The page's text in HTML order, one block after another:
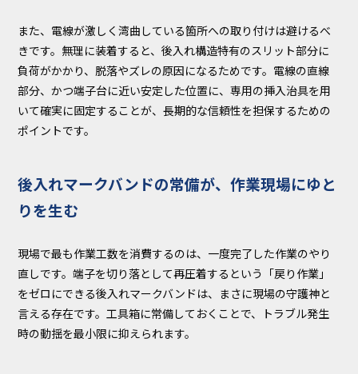
また、電線が激しく湾曲している箇所への取り付けは避けるべ
きです。無理に装着すると、後入れ構造特有のスリット部分に
負荷がかかり、脱落やズレの原因になるためです。電線の直線
部分、かつ端子台に近い安定した位置に、専用の挿入治具を用
いて確実に固定することが、長期的な信頼性を担保するための
ポイントです。
後入れマークバンドの常備が、作業現場にゆと
りを生む
現場で最も作業工数を消費するのは、一度完了した作業のやり
直しです。端子を切り落として再圧着するという「戻り作業」
をゼロにできる後入れマークバンドは、まさに現場の守護神と
言える存在です。工具箱に常備しておくことで、トラブル発生
時の動揺を最小限に抑えられます。